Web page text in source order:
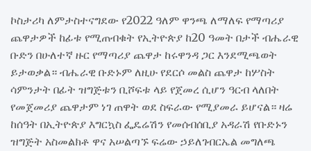
ኮስታሪካ ለምታስተናግደው የ2022 ዓለም ዋንጫ ለማለፍ የማጣሪያ
ጨዋታዎች ከፊቱ የሚጠብቁት የኢትዮጵያ ከ20 ዓመት በታች ብሔራዊ
ቡድን በሁለተኛ ዙር የማጣሪያ ጨዋታ ከሩዋንዳ ጋር እንደሚጫወት
ይታወቃል። ብሔራዊ ቡድኑም ለዚሁ የደርሶ መልስ ጨዋታ ከሦስት
ሳምንታት በፊት ዝግጅቱን ቢሾፍቱ ላይ የጀመረ ሲሆን ዓርብ ላለበት
የመጀመሪያ ጨዋታም ነገ ጠዋት ወደ ስፍራው የሚያመራ ይሆናል። ዛሬ
ከሰዓት በኢትዮጵያ እግርኳስ ፌዴሬሽን የመሰብሰቢያ አዳራሽ የቡድኑን
ዝግጅት አስመልክቶ ዋና አሠልጣኙ ፍሬው ኃይለገብርኤል መግለጫ